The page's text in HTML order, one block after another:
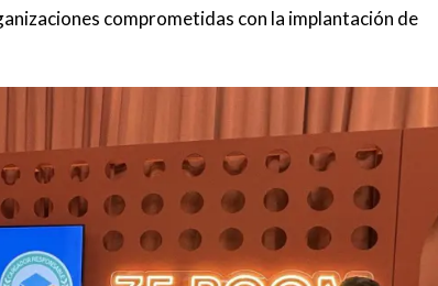
comprometidas con la implantación de